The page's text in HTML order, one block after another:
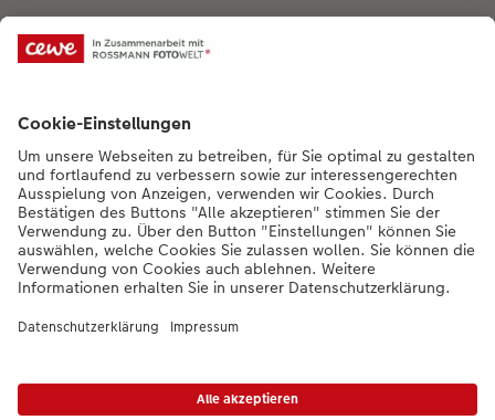
Nachhaltigkeit bei CEWE
Informationen
Sortiment
Inspirationen
0441 18131919Mo. bis Sa.: 8:00 – 20:00 Uhr und So.: 10:00 – 18:00 Uhr